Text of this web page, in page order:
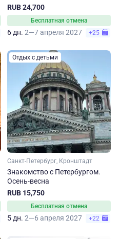
RUB 24,700
Бесплатная отмена
6 дн. 2—7 апреля 2027 +25
Отдых с детьми
Санкт-Петербург, Кронштадт
Знакомство с Петербургом.
Осень-весна
RUB 15,750
Бесплатная отмена
5 дн. 2—6 апреля 2027 +22